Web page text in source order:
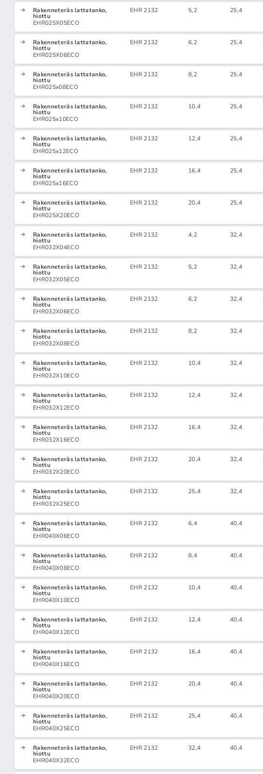
Rakenneteräs lattatanko,
hiottu
EHR025X05ECO
EHR 2132 5,2 25,4
Rakenneteräs lattatanko,
hiottu
EHR025X06ECO
EHR 2132 6,2 25,4
Rakenneteräs lattatanko,
hiottu
EHR025x08ECO
EHR 2132 8,2 25,4
Rakenneteräs lattatanko,
hiottu
EHR025x10ECO
EHR 2132 10,4 25,4
Rakenneteräs lattatanko,
hiottu
EHR025x12ECO
EHR 2132 12,4 25,4
Rakenneteräs lattatanko,
hiottu
EHR025x16ECO
EHR 2132 16,4 25,4
Rakenneteräs lattatanko,
hiottu
EHR025X20ECO
EHR 2132 20,4 25,4
Rakenneteräs lattatanko,
hiottu
EHR032X04ECO
EHR 2132 4,2 32,4
Rakenneteräs lattatanko,
hiottu
EHR032X05ECO
EHR 2132 5,2 32,4
Rakenneteräs lattatanko,
hiottu
EHR032X06ECO
EHR 2132 6,2 32,4
Rakenneteräs lattatanko,
hiottu
EHR032X08ECO
EHR 2132 8,2 32,4
Rakenneteräs lattatanko,
hiottu
EHR032X10ECO
EHR 2132 10,4 32,4
Rakenneteräs lattatanko,
hiottu
EHR032X12ECO
EHR 2132 12,4 32,4
Rakenneteräs lattatanko,
hiottu
EHR032X16ECO
EHR 2132 16,4 32,4
Rakenneteräs lattatanko,
hiottu
EHR032X20ECO
EHR 2132 20,4 32,4
Rakenneteräs lattatanko,
hiottu
EHR032X25ECO
EHR 2132 25,4 32,4
Rakenneteräs lattatanko,
hiottu
EHR040X06ECO
EHR 2132 6,4 40,4
Rakenneteräs lattatanko,
hiottu
EHR040X08ECO
EHR 2132 8,4 40,4
Rakenneteräs lattatanko,
hiottu
EHR040X10ECO
EHR 2132 10,4 40,4
Rakenneteräs lattatanko,
hiottu
EHR040X12ECO
EHR 2132 12,4 40,4
Rakenneteräs lattatanko,
hiottu
EHR040X16ECO
EHR 2132 16,4 40,4
Rakenneteräs lattatanko,
hiottu
EHR040X20ECO
EHR 2132 20,4 40,4
Rakenneteräs lattatanko,
hiottu
EHR040X25ECO
EHR 2132 25,4 40,4
Rakenneteräs lattatanko,
hiottu
EHR040X32ECO
EHR 2132 32,4 40,4